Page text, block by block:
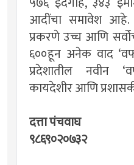
आदींचा समावेश आहे.
प्रकरणे उच्च आणि
६००हून अनेक वाद
प्रदेशातील नवीन
कायदेशीर आणि
दत्ता पंचवाघ
९८६९०२०७३२